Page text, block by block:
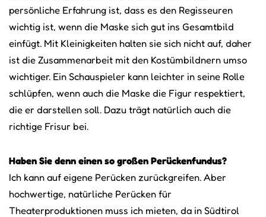
persönliche Erfahrung ist, dass es den Regisseuren
wichtig ist, wenn die Maske sich gut ins Gesamtbild
einfügt. Mit Kleinigkeiten halten sie sich nicht auf, daher
ist die Zusammenarbeit mit den Kostümbildnern umso
wichtiger. Ein Schauspieler kann leichter in seine Rolle
schlüpfen, wenn auch die Maske die Figur respektiert,
die er darstellen soll. Dazu trägt natürlich auch die
richtige Frisur bei.
Haben Sie denn einen so großen Perückenfundus?
Ich kann auf eigene Perücken zurückgreifen. Aber
hochwertige, natürliche Perücken für
Theaterproduktionen muss ich mieten, da in Südtirol